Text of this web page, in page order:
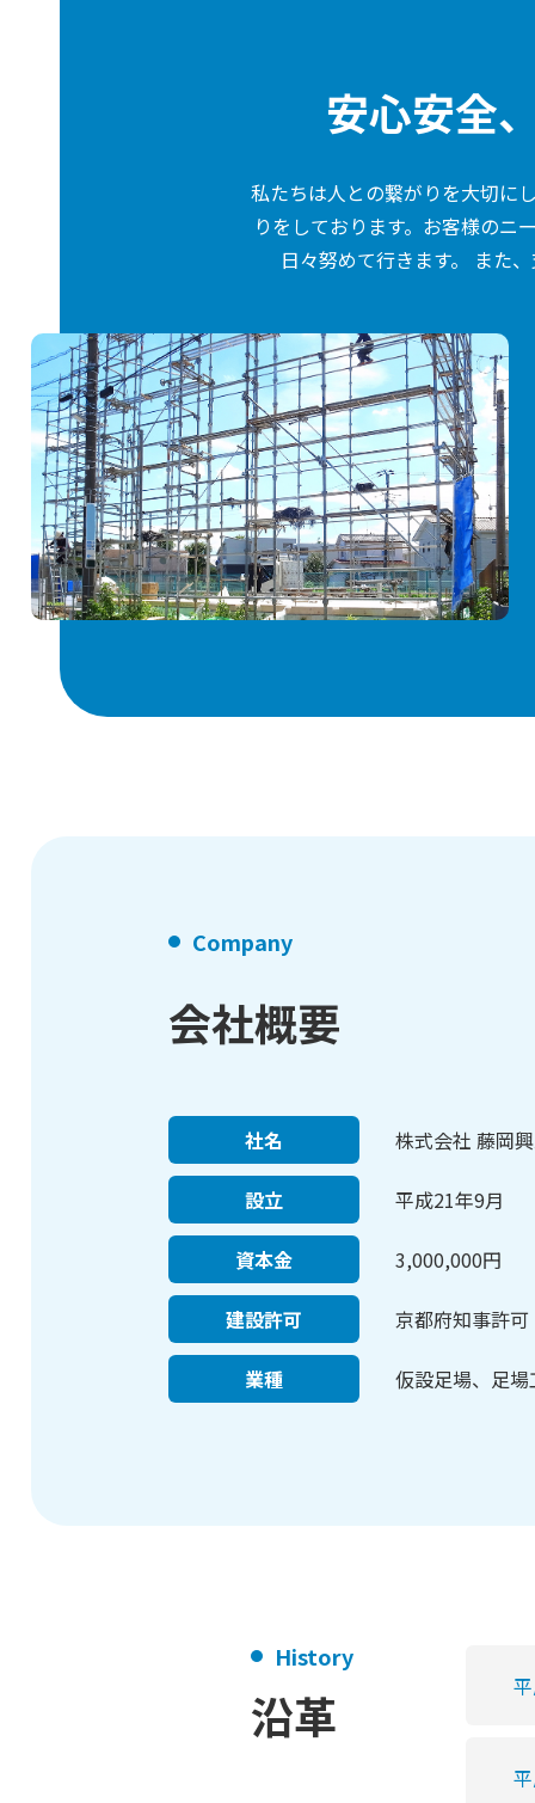
安心安全
私たちは人との繋がりを大切に
りをしております。お客様のニ
日々努めて行きます。
また
Company
会社概要
社名 株式会社 藤岡
設立 平成21年9月
資本金 3,000,000円
建設許可 京都府知事許
業種 仮設足場、足
History
沿革